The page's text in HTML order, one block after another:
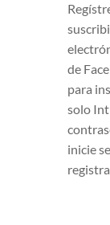
de
para
solo
inicie